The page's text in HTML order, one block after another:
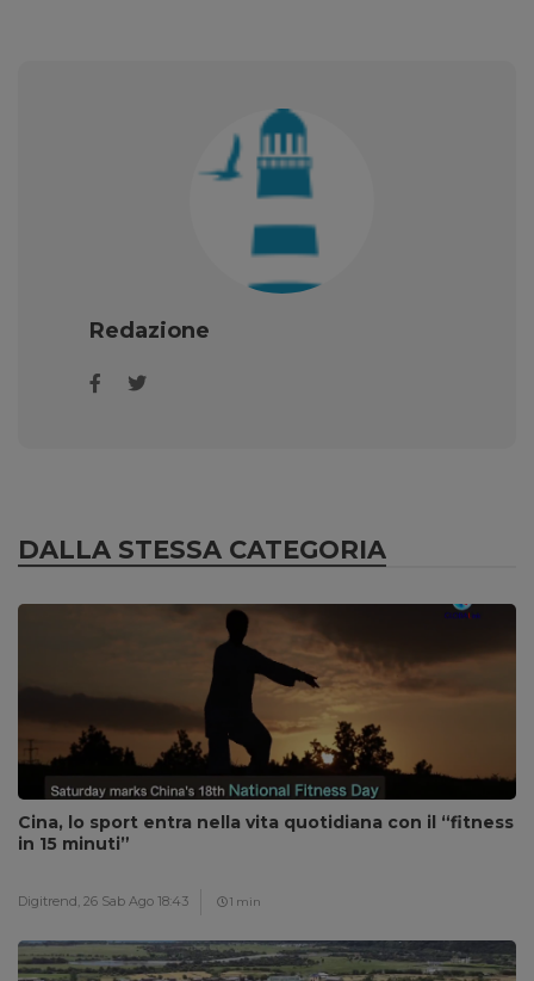
Redazione
DALLA STESSA CATEGORIA
Cina, lo sport entra nella vita quotidiana con il “fitness
in 15 minuti”
Digitrend, 26 Sab Ago 18:43 1 min